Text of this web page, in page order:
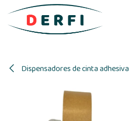
Ir al contenido
Dispensadores de cinta adhesiva